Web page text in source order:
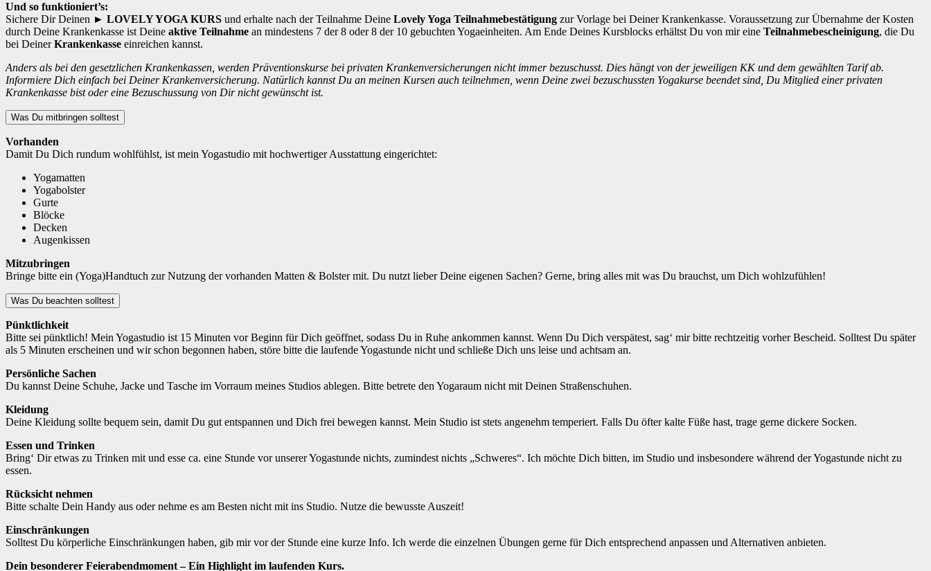
Und so funktioniert’s:
Sichere Dir Deinen ► LOVELY YOGA KURS und erhalte nach der Teilnahme Deine Lovely Yoga Teilnahmebestätigung zur Vorlage bei Deiner Krankenkasse. Voraussetzung zur Übernahme der Kosten
durch Deine Krankenkasse ist Deine aktive Teilnahme an mindestens 7 der 8 oder 8 der 10 gebuchten Yogaeinheiten. Am Ende Deines Kursblocks erhältst Du von mir eine Teilnahmebescheinigung, die Du
bei DeinerKrankenkasse einreichen kannst.
Anders als bei den gesetzlichen Krankenkassen, werden Präventionskurse bei privaten Krankenversicherungen nicht immer bezuschusst. Dies hängt von der jeweiligen KK und dem gewählten Tarif ab.
Informiere Dich einfach bei Deiner Krankenversicherung. Natürlich kannst Du an meinen Kursen auch teilnehmen, wenn Deine zwei bezuschussten Yogakurse beendet sind, Du Mitglied einer privaten
Krankenkasse bist oder eine Bezuschussung von Dir nicht gewünscht ist.
Was Du mitbringen solltest
Vorhanden
Damit Du Dich rundum wohlfühlst, ist mein Yogastudio mit hochwertiger Ausstattung eingerichtet:
Yogamatten
Yogabolster
Gurte
Blöcke
Decken
Augenkissen
Mitzubringen
Bringe bitte ein (Yoga)Handtuch zur Nutzung der vorhanden Matten & Bolster mit. Du nutzt lieber Deine eigenen Sachen? Gerne, bring alles mit was Du brauchst, um Dich wohlzufühlen!
Was Du beachten solltest
Pünktlichkeit
Bitte sei pünktlich! Mein Yogastudio ist 15 Minuten vor Beginn für Dich geöffnet, sodass Du in Ruhe ankommen kannst. Wenn Du Dich verspätest, sag‘ mir bitte rechtzeitig vorher Bescheid. Solltest Du später
als 5 Minuten erscheinen und wir schon begonnen haben, störe bitte die laufende Yogastunde nicht und schließe Dich uns leise und achtsam an.
Persönliche Sachen
Du kannst Deine Schuhe, Jacke und Tasche im Vorraum meines Studios ablegen. Bitte betrete den Yogaraum nicht mit Deinen Straßenschuhen.
Kleidung
Deine Kleidung sollte bequem sein, damit Du gut entspannen und Dich frei bewegen kannst. Mein Studio ist stets angenehm temperiert. Falls Du öfter kalte Füße hast, trage gerne dickere Socken.
Essen und Trinken
Bring‘ Dir etwas zu Trinken mit und esse ca. eine Stunde vor unserer Yogastunde nichts, zumindest nichts „Schweres“. Ich möchte Dich bitten, im Studio und insbesondere während der Yogastunde nicht zu
essen.
Rücksicht nehmen
Bitte schalte Dein Handy aus oder nehme es am Besten nicht mit ins Studio. Nutze die bewusste Auszeit!
Einschränkungen
Solltest Du körperliche Einschränkungen haben, gib mir vor der Stunde eine kurze Info. Ich werde die einzelnen Übungen gerne für Dich entsprechend anpassen und Alternativen anbieten.
Dein besonderer Feierabendmoment – Ein Highlight im laufenden Kurs.